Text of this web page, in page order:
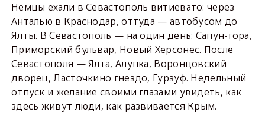
Немцы ехали в Севастополь витиевато: через
Анталью в Краснодар, оттуда — автобусом до
Ялты. В Севастополь — на один день: Сапун-гора,
Приморский бульвар, Новый Херсонес. После
Севастополя — Ялта, Алупка, Воронцовский
дворец, Ласточкино гнездо, Гурзуф. Недельный
отпуск и желание своими глазами увидеть, как
здесь живут люди, как развивается Крым.